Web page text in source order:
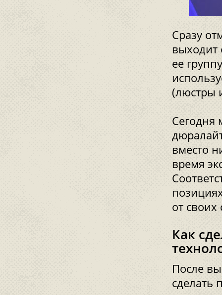
Сразу
выходит
ее
(люстры
Сегодня
вместо
время
от
Как
После
сделать